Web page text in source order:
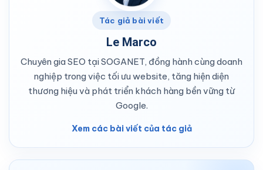
Tác giả bài viết
Le Marco
Chuyên gia SEO tại SOGANET, đồng hành cùng doanh
nghiệp trong việc tối ưu website, tăng hiện diện
thương hiệu và phát triển khách hàng bền vững từ
Google.
Xem các bài viết của tác giả